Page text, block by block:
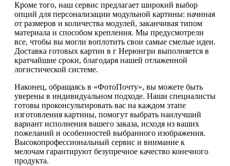
Кроме того, наш сервис предлагает широкий выбор
опций для персонализации модульной картины: начиная
от размеров и количества модулей, заканчивая типом
материала и способом крепления. Мы предусмотрели
все, чтобы вы могли воплотить свои самые смелые идеи.
Доставка готовых картин в г Нерюнгри выполняется в
кратчайшие сроки, благодаря нашей отлаженной
логистической системе.
Наконец, обращаясь в «ФотоПочту», вы можете быть
уверены в индивидуальном подходе. Наши специалисты
готовы проконсультировать вас на каждом этапе
изготовления картины, помогут выбрать наилучший
вариант исполнения вашего заказа, исходя из ваших
пожеланий и особенностей выбранного изображения.
Высокопрофессиональный сервис и внимание к
мелочам гарантируют безупречное качество конечного
продукта.